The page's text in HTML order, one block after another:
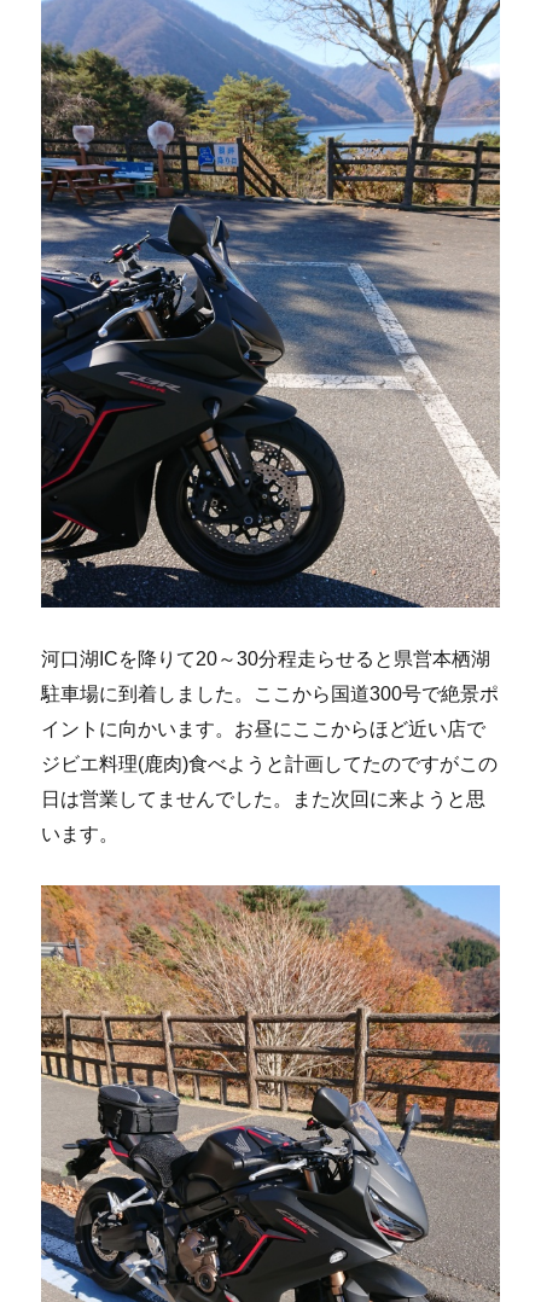
河口湖ICを降りて20～30分程走らせると県営本栖湖
駐車場に到着しました。ここから国道300号で絶景ポ
イントに向かいます。お昼にここからほど近い店で
ジビエ料理(鹿肉)食べようと計画してたのですがこの
日は営業してませんでした。また次回に来ようと思
います。